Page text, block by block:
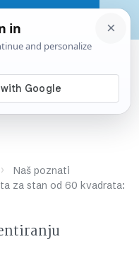
rata za stan
šanse
›
Naš poznati
za stan od 60 kvadrata: